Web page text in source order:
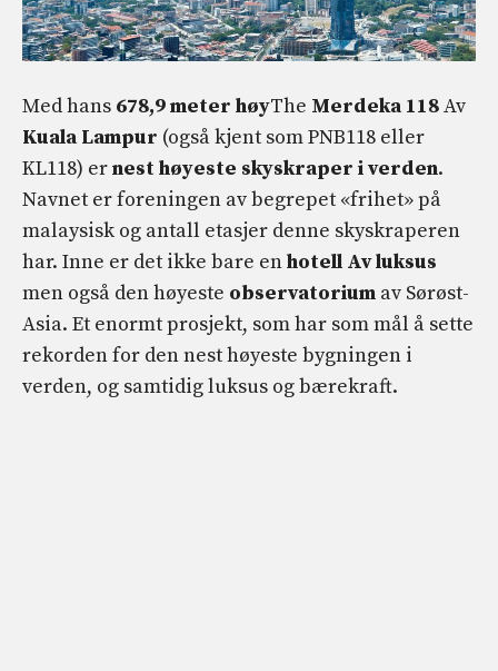
Med hans 678,9meter høyThe Merdeka 118Av
Kuala Lampur (også kjent som PNB118 eller
KL118) ernest høyeste skyskraper i verden.
Navnet er foreningen av begrepet «frihet» på
malaysisk og antall etasjer denne skyskraperen
har. Inne er det ikke bare enhotell Avluksus
men også den høyeste observatorium av Sørøst-
Asia. Et enormt prosjekt, som har som mål å sette
rekorden for den nest høyeste bygningen i
verden, og samtidig luksus og bærekraft.